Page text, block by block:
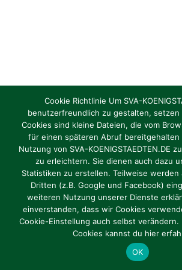
Cookie Richtlinie Um SVA-
benutzerfreundlich zu gestalten, setzen
Cookies sind kleine Dateien, die vom
für einen späteren Abruf bereitgehalten
Nutzung von SVA-KOENIGSTAEDTEN.DE
zu erleichtern. Sie dienen auch dazu
Statistiken zu erstellen. Teilweise werden
Dritten (z.B. Google und Facebook)
weiteren Nutzung unserer Dienste
einverstanden, dass wir Cookies
Cookie-Einstellung auch selbst
Cookies kannst du hier
OK